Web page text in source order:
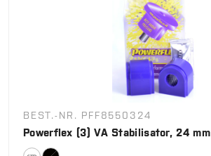
BEST.-NR. PFF8550324
Powerflex (3) VA Stabilisator, 24 mm